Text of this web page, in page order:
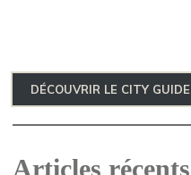
DÉCOUVRIR LE CITY GUIDE
Articles récents